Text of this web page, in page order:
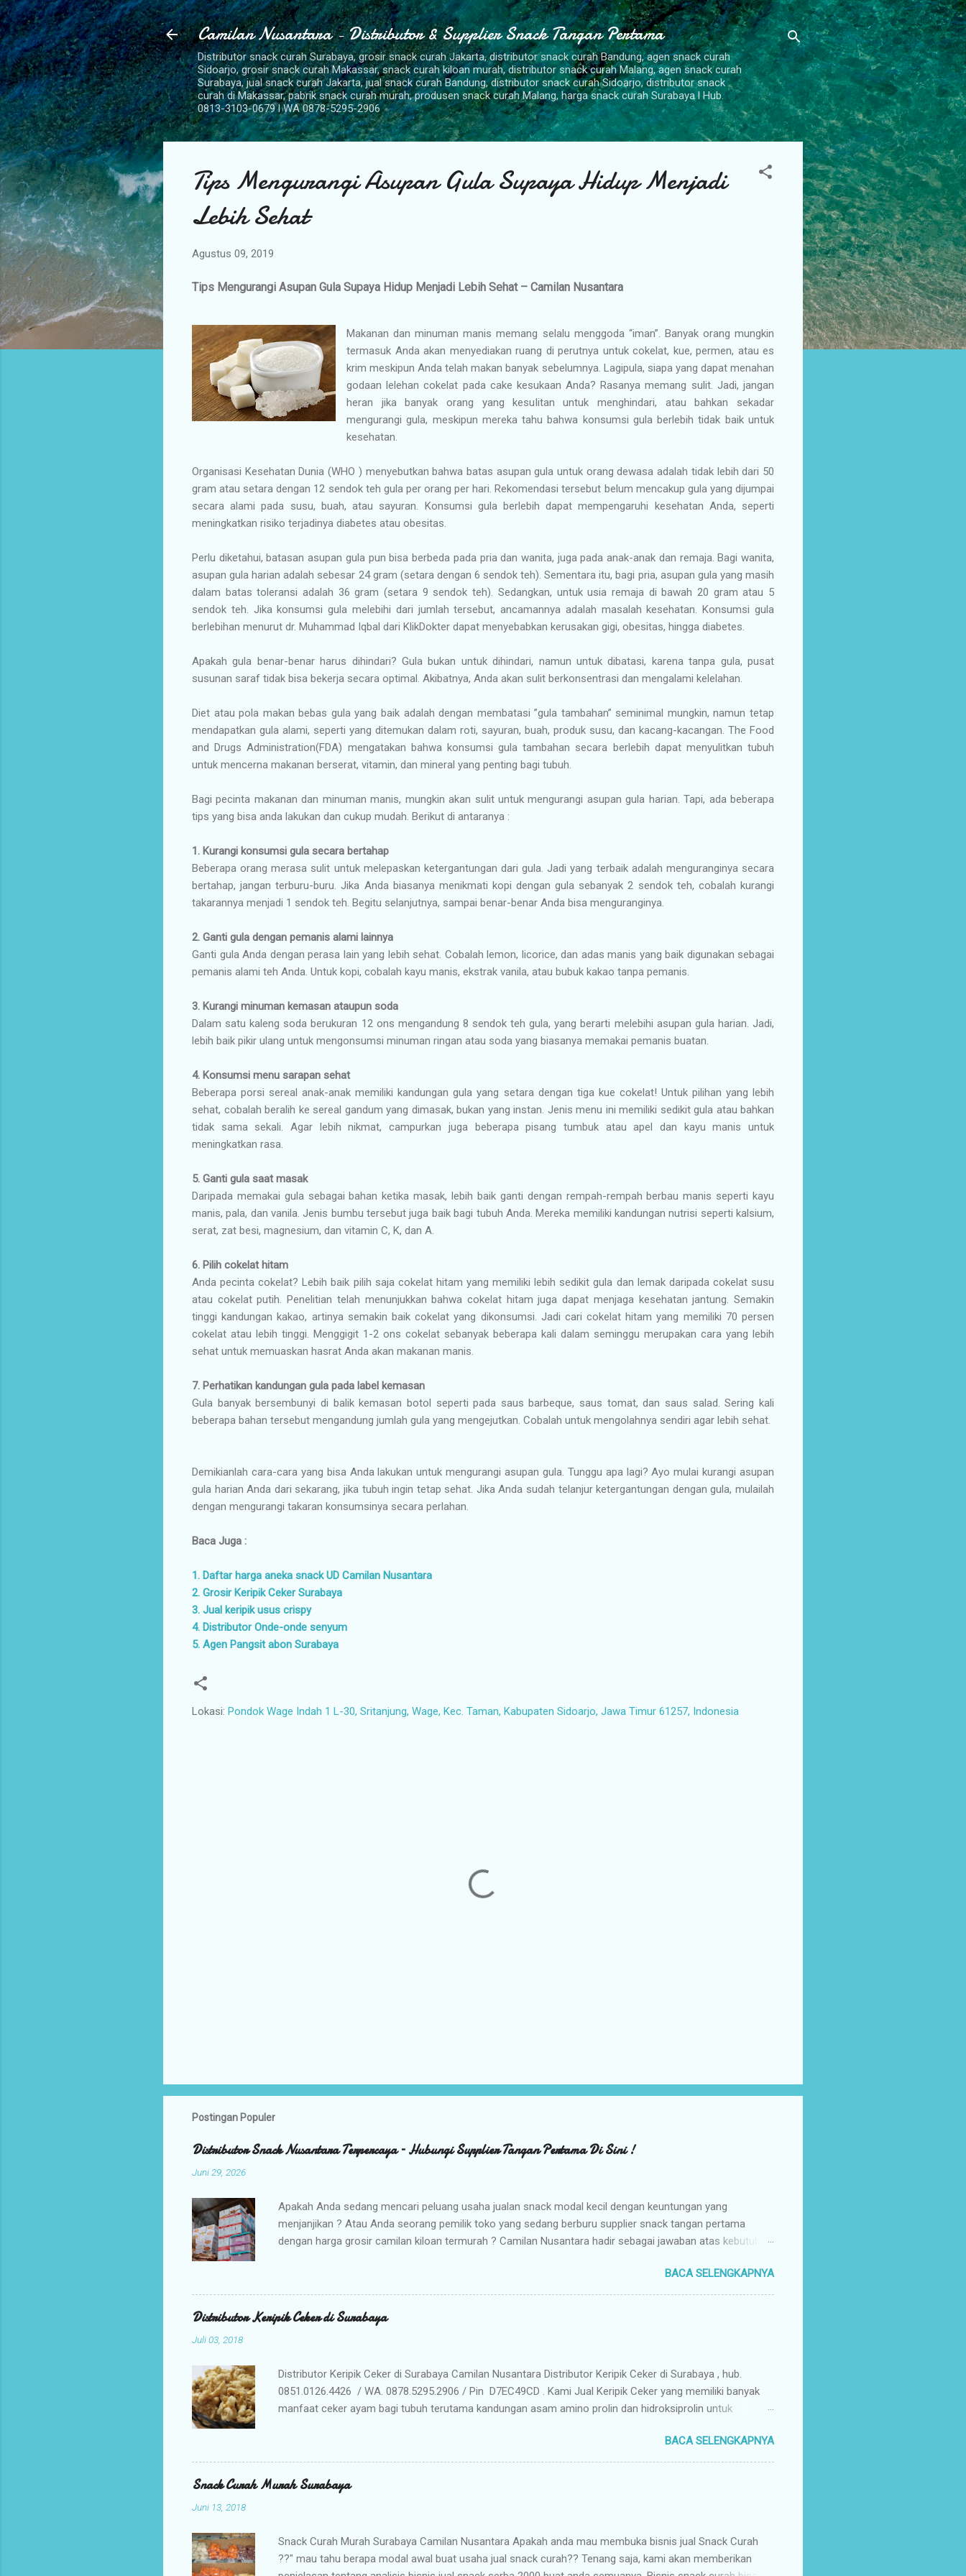
Langsung ke konten utama
Camilan Nusantara - Distributor & Supplier Snack Tangan Pertama
Distributor snack curah Surabaya, grosir snack curah Jakarta, distributor snack curah Bandung, agen snack curah
Sidoarjo, grosir snack curah Makassar, snack curah kiloan murah, distributor snack curah Malang, agen snack curah
Surabaya, jual snack curah Jakarta, jual snack curah Bandung, distributor snack curah Sidoarjo, distributor snack
curah di Makassar, pabrik snack curah murah, produsen snack curah Malang, harga snack curah Surabaya l Hub.
0813-3103-0679 l WA 0878-5295-2906
Tips Mengurangi Asupan Gula Supaya Hidup Menjadi
Lebih Sehat
Agustus 09, 2019
Tips Mengurangi Asupan Gula Supaya Hidup Menjadi Lebih Sehat – Camilan Nusantara
Makanan dan minuman manis memang selalu menggoda “iman”. Banyak orang mungkin
termasuk Anda akan menyediakan ruang di perutnya untuk cokelat, kue, permen, atau es
krim meskipun Anda telah makan banyak sebelumnya. Lagipula, siapa yang dapat menahan
godaan lelehan cokelat pada cake kesukaan Anda? Rasanya memang sulit. Jadi, jangan
heran jika banyak orang yang kesulitan untuk menghindari, atau bahkan sekadar
mengurangi gula, meskipun mereka tahu bahwa konsumsi gula berlebih tidak baik untuk
kesehatan.
Organisasi Kesehatan Dunia (WHO ) menyebutkan bahwa batas asupan gula untuk orang dewasa adalah tidak lebih dari 50
gram atau setara dengan 12 sendok teh gula per orang per hari. Rekomendasi tersebut belum mencakup gula yang dijumpai
secara alami pada susu, buah, atau sayuran. Konsumsi gula berlebih dapat mempengaruhi kesehatan Anda, seperti
meningkatkan risiko terjadinya diabetes atau obesitas.
Perlu diketahui, batasan asupan gula pun bisa berbeda pada pria dan wanita, juga pada anak-anak dan remaja. Bagi wanita,
asupan gula harian adalah sebesar 24 gram (setara dengan 6 sendok teh). Sementara itu, bagi pria, asupan gula yang masih
dalam batas toleransi adalah 36 gram (setara 9 sendok teh). Sedangkan, untuk usia remaja di bawah 20 gram atau 5
sendok teh. Jika konsumsi gula melebihi dari jumlah tersebut, ancamannya adalah masalah kesehatan. Konsumsi gula
berlebihan menurut dr. Muhammad Iqbal dari KlikDokter dapat menyebabkan kerusakan gigi, obesitas, hingga diabetes.
Apakah gula benar-benar harus dihindari? Gula bukan untuk dihindari, namun untuk dibatasi, karena tanpa gula, pusat
susunan saraf tidak bisa bekerja secara optimal. Akibatnya, Anda akan sulit berkonsentrasi dan mengalami kelelahan.
Diet atau pola makan bebas gula yang baik adalah dengan membatasi ”gula tambahan” seminimal mungkin, namun tetap
mendapatkan gula alami, seperti yang ditemukan dalam roti, sayuran, buah, produk susu, dan kacang-kacangan. The Food
and Drugs Administration(FDA) mengatakan bahwa konsumsi gula tambahan secara berlebih dapat menyulitkan tubuh
untuk mencerna makanan berserat, vitamin, dan mineral yang penting bagi tubuh.
Bagi pecinta makanan dan minuman manis, mungkin akan sulit untuk mengurangi asupan gula harian. Tapi, ada beberapa
tips yang bisa anda lakukan dan cukup mudah. Berikut di antaranya :
1. Kurangi konsumsi gula secara bertahap
Beberapa orang merasa sulit untuk melepaskan ketergantungan dari gula. Jadi yang terbaik adalah menguranginya secara
bertahap, jangan terburu-buru. Jika Anda biasanya menikmati kopi dengan gula sebanyak 2 sendok teh, cobalah kurangi
takarannya menjadi 1 sendok teh. Begitu selanjutnya, sampai benar-benar Anda bisa menguranginya.
2. Ganti gula dengan pemanis alami lainnya
Ganti gula Anda dengan perasa lain yang lebih sehat. Cobalah lemon, licorice, dan adas manis yang baik digunakan sebagai
pemanis alami teh Anda. Untuk kopi, cobalah kayu manis, ekstrak vanila, atau bubuk kakao tanpa pemanis.
3. Kurangi minuman kemasan ataupun soda
Dalam satu kaleng soda berukuran 12 ons mengandung 8 sendok teh gula, yang berarti melebihi asupan gula harian. Jadi,
lebih baik pikir ulang untuk mengonsumsi minuman ringan atau soda yang biasanya memakai pemanis buatan.
4. Konsumsi menu sarapan sehat
Beberapa porsi sereal anak-anak memiliki kandungan gula yang setara dengan tiga kue cokelat! Untuk pilihan yang lebih
sehat, cobalah beralih ke sereal gandum yang dimasak, bukan yang instan. Jenis menu ini memiliki sedikit gula atau bahkan
tidak sama sekali. Agar lebih nikmat, campurkan juga beberapa pisang tumbuk atau apel dan kayu manis untuk
meningkatkan rasa.
5. Ganti gula saat masak
Daripada memakai gula sebagai bahan ketika masak, lebih baik ganti dengan rempah-rempah berbau manis seperti kayu
manis, pala, dan vanila. Jenis bumbu tersebut juga baik bagi tubuh Anda. Mereka memiliki kandungan nutrisi seperti kalsium,
serat, zat besi, magnesium, dan vitamin C, K, dan A.
6. Pilih cokelat hitam
Anda pecinta cokelat? Lebih baik pilih saja cokelat hitam yang memiliki lebih sedikit gula dan lemak daripada cokelat susu
atau cokelat putih. Penelitian telah menunjukkan bahwa cokelat hitam juga dapat menjaga kesehatan jantung. Semakin
tinggi kandungan kakao, artinya semakin baik cokelat yang dikonsumsi. Jadi cari cokelat hitam yang memiliki 70 persen
cokelat atau lebih tinggi. Menggigit 1-2 ons cokelat sebanyak beberapa kali dalam seminggu merupakan cara yang lebih
sehat untuk memuaskan hasrat Anda akan makanan manis.
7. Perhatikan kandungan gula pada label kemasan
Gula banyak bersembunyi di balik kemasan botol seperti pada saus barbeque, saus tomat, dan saus salad. Sering kali
beberapa bahan tersebut mengandung jumlah gula yang mengejutkan. Cobalah untuk mengolahnya sendiri agar lebih sehat.
Demikianlah cara-cara yang bisa Anda lakukan untuk mengurangi asupan gula. Tunggu apa lagi? Ayo mulai kurangi asupan
gula harian Anda dari sekarang, jika tubuh ingin tetap sehat. Jika Anda sudah telanjur ketergantungan dengan gula, mulailah
dengan mengurangi takaran konsumsinya secara perlahan.
Baca Juga :
1. Daftar harga aneka snack UD Camilan Nusantara
2. Grosir Keripik Ceker Surabaya
3. Jual keripik usus crispy
4. Distributor Onde-onde senyum
5. Agen Pangsit abon Surabaya
Lokasi: Pondok Wage Indah 1 L-30, Sritanjung, Wage, Kec. Taman, Kabupaten Sidoarjo, Jawa Timur 61257, Indonesia
Postingan Populer
Distributor Snack Nusantara Terpercaya – Hubungi Supplier Tangan Pertama Di Sini !
Juni 29, 2026
Apakah Anda sedang mencari peluang usaha jualan snack modal kecil dengan keuntungan yang
menjanjikan ? Atau Anda seorang pemilik toko yang sedang berburu supplier snack tangan pertama
dengan harga grosir camilan kiloan termurah ? Camilan Nusantara hadir sebagai jawaban atas kebutuhan
jajanan tradisional dan camilan kering berkualitas premium langsung dari gudang pusat (tangan pertama).
Mengapa Memilih Camilan Nusantara sebagai Mitra Bisnis Anda ? Harga Grosir Tangan Pertama : Karena
kami adalah distributor utama, Anda mendapatkan jaminan harga termurah untuk memaksimalkan margin
keuntungan Anda saat dijual kembali. Kualitas & Rasa Terjamin : Produk dikemas secara higienis, renyah,
BACA SELENGKAPNYA
Distributor Keripik Ceker di Surabaya
Juli 03, 2018
Distributor Keripik Ceker di Surabaya Camilan Nusantara Distributor Keripik Ceker di Surabaya , hub.
0851.0126.4426 / WA. 0878.5295.2906 / Pin D7EC49CD . Kami Jual Keripik Ceker yang memiliki banyak
manfaat ceker ayam bagi tubuh terutama kandungan asam amino prolin dan hidroksiprolin untuk
merupakan makanan ringan yang digoreng hingga krispi dan garing. Bumbu rempah-rempah yang
digunakan membuat rasa Keripik Ceker menjadi semakin menggoda. Rasa yang gurih dan renyah
membuat Keripik Ceker bisa menjadi pilihan istimewa untuk oleh-oleh keluarga. Keripik ceker ayam
adalah camilan khas Surabaya dengan cita rasa yang enak dan tekstur yang renyah kriuk banget,
BACA SELENGKAPNYA
Snack Curah Murah Surabaya
Juni 13, 2018
Snack Curah Murah Surabaya Camilan Nusantara Apakah anda mau membuka bisnis jual Snack Curah
??" mau tahu berapa modal awal buat usaha jual snack curah?? Tenang saja, kami akan memberikan